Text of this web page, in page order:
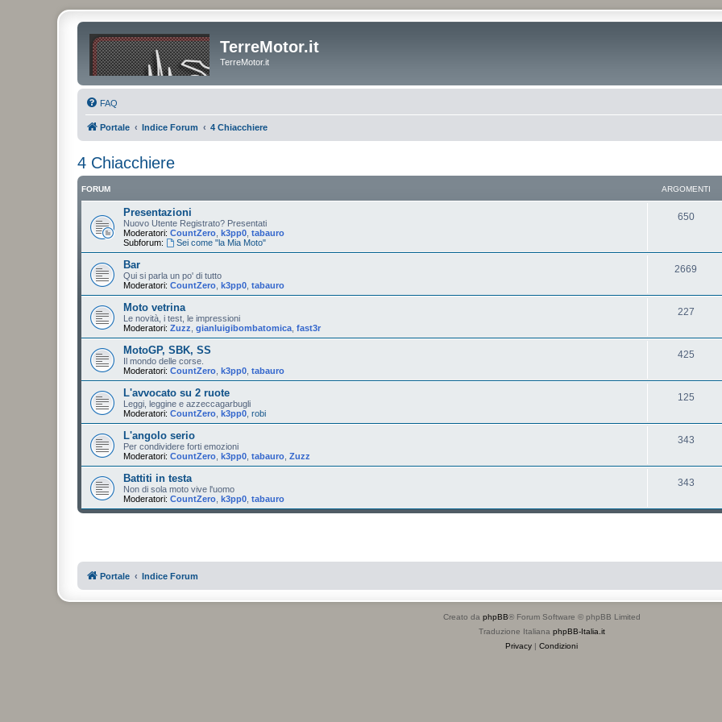
TerreMotor.it
TerreMotor.it
FAQ
Portale Indice Forum 4 Chiacchiere
4 Chiacchiere
FORUM ARGOMENTI
Presentazioni
Nuovo Utente Registrato? Presentati
Moderatori: CountZero k3pp0 tabauro
Subforum:
Sei come "la Mia Moto"
650
Bar
Qui si parla un po' di tutto
Moderatori: CountZero k3pp0 tabauro
2669
Moto vetrina
Le novità, i test, le impressioni
Moderatori: Zuzz gianluigibombatomica fast3r
227
MotoGP, SBK, SS
Il mondo delle corse.
Moderatori: CountZero k3pp0 tabauro
425
L'avvocato su 2 ruote
Leggi, leggine e azzeccagarbugli
Moderatori: CountZero k3pp0 robi
125
L'angolo serio
Per condividere forti emozioni
Moderatori: CountZero k3pp0 tabauro Zuzz
343
Battiti in testa
Non di sola moto vive l'uomo
Moderatori: CountZero k3pp0 tabauro
343
Portale Indice Forum
Creato da phpBB® Forum Software © phpBB Limited
Traduzione Italiana phpBB-Italia.it
Privacy | Condizioni